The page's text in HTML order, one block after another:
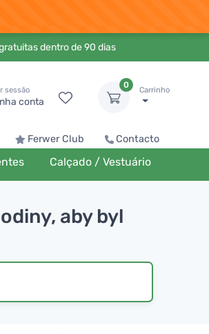
dentro de 90 dias
sessão
conta
0
Carrinho
Ferwer Club Contacto
Calçado / Vestuário
aby byl